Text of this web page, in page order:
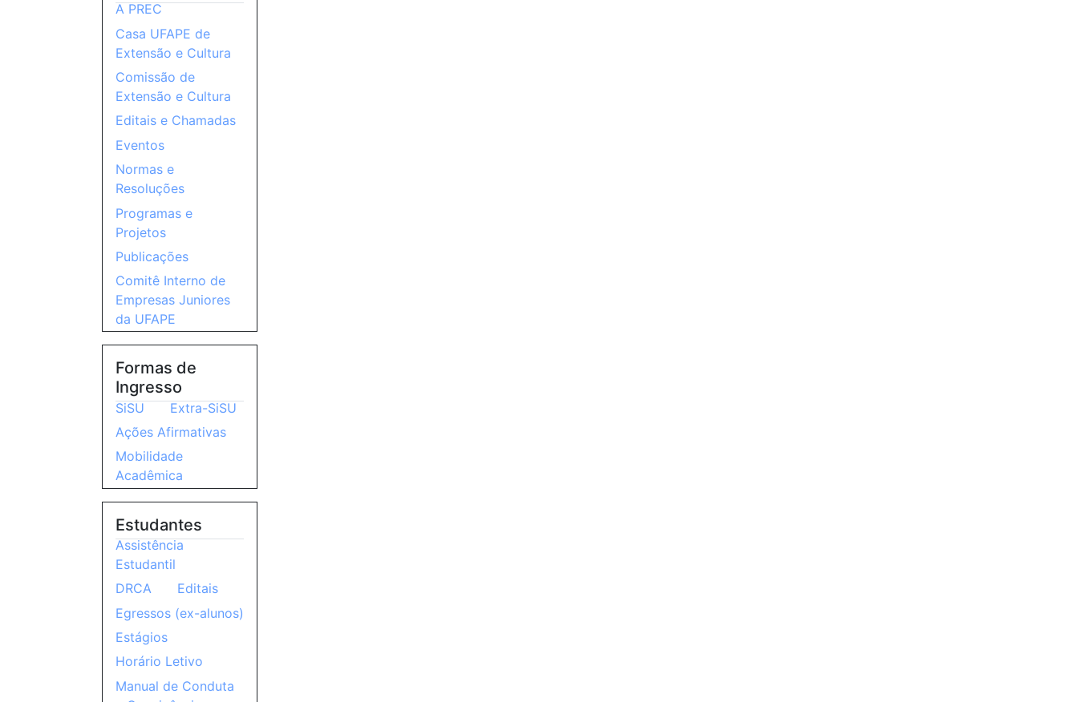
A PREC
Casa UFAPE de
Extensão e Cultura
Comissão de
Extensão e Cultura
Editais e Chamadas
Eventos
Normas e
Resoluções
Programas e
Projetos
Publicações
Comitê Interno de
Empresas Juniores
da UFAPE
Formas de
Ingresso
SiSU
Extra-SiSU
Ações Afirmativas
Mobilidade
Acadêmica
Estudantes
Assistência
Estudantil
DRCA
Editais
Egressos (ex-alunos)
Estágios
Horário Letivo
Manual de Conduta